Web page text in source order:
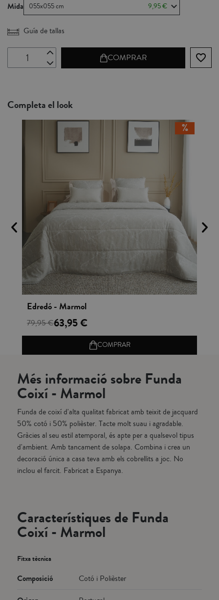
Mida 055x055 cm 9,95 €
Guía de tallas
COMPRAR favorite_border
Completa el look
Edredó - Marmol
79,95 €63,95 €
COMPRAR
Més informació sobre Funda
Coixí - Marmol
Funda de coixí d'alta qualitat fabricat amb teixit de jacquard
50% cotó i 50% polièster. Tacte molt suau i agradable.
Gràcies al seu estil atemporal, és apte per a qualsevol tipus
d'ambient. Amb tancament de solapa. Combina i crea un
decoració única a casa teva amb els cobrellits a joc. No
inclou el farcit. Fabricat a Espanya.
Característiques de Funda
Coixí - Marmol
Fitxa tècnica
Composició Cotó i Polièster